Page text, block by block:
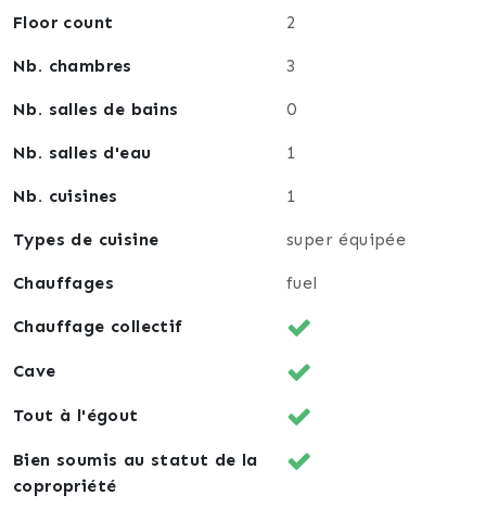
Floor count 2
Nb. chambres 3
Nb. salles de bains 0
Nb. salles d'eau 1
Nb. cuisines 1
Types de cuisine super équipée
Chauffages fuel
Chauffage collectif
Cave
Tout à l'égout
Bien soumis au statut de la
copropriété